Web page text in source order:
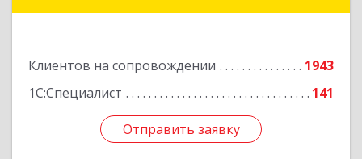
Клиентов на сопровождении
1943
1С:Специалист
141
Отправить заявку
Подробнее
Отправить заявку